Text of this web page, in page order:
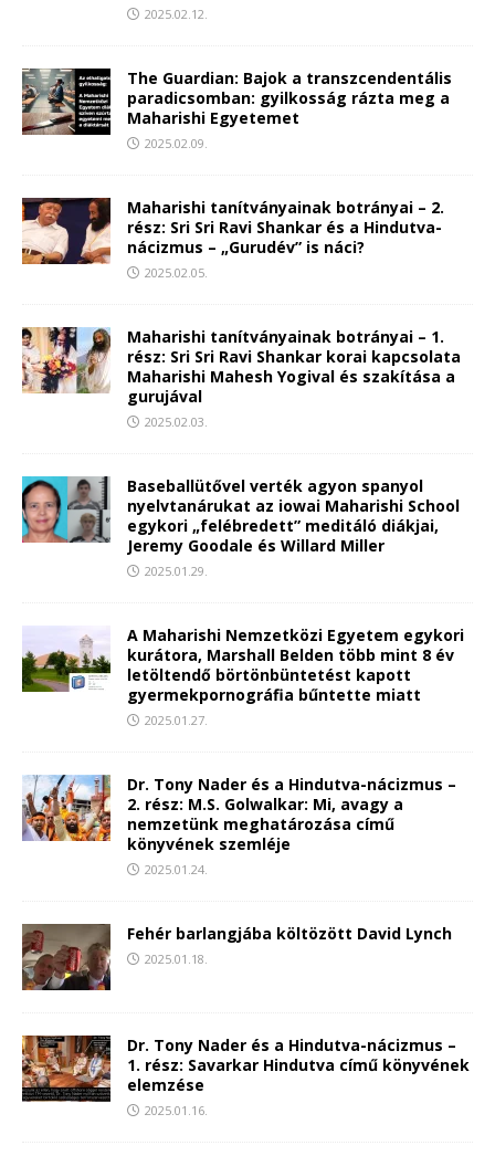
2025.02.12.
The Guardian: Bajok a transzcendentális
paradicsomban: gyilkosság rázta meg a
Maharishi Egyetemet
2025.02.09.
Maharishi tanítványainak botrányai – 2.
rész: Sri Sri Ravi Shankar és a Hindutva-
nácizmus – „Gurudév” is náci?
2025.02.05.
Maharishi tanítványainak botrányai – 1.
rész: Sri Sri Ravi Shankar korai kapcsolata
Maharishi Mahesh Yogival és szakítása a
gurujával
2025.02.03.
Baseballütővel verték agyon spanyol
nyelvtanárukat az iowai Maharishi School
egykori „felébredett” meditáló diákjai,
Jeremy Goodale és Willard Miller
2025.01.29.
A Maharishi Nemzetközi Egyetem egykori
kurátora, Marshall Belden több mint 8 év
letöltendő börtönbüntetést kapott
gyermekpornográfia bűntette miatt
2025.01.27.
Dr. Tony Nader és a Hindutva-nácizmus –
2. rész: M.S. Golwalkar: Mi, avagy a
nemzetünk meghatározása című
könyvének szemléje
2025.01.24.
Fehér barlangjába költözött David Lynch
2025.01.18.
Dr. Tony Nader és a Hindutva-nácizmus –
1. rész: Savarkar Hindutva című könyvének
elemzése
2025.01.16.